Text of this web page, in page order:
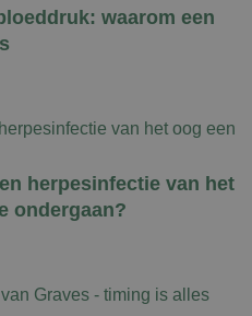
waarom een
herpesinfectie van het
ondergaan?